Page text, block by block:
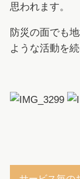
思われます。
防災の面でも
ような活動を